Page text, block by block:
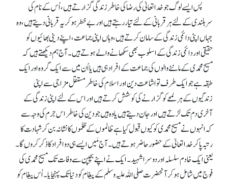
پس ایسے لوگ جو خدا تعالیٰ کی رضا کی خاطر زندگی گزارتے ہیں، اُس کے نام کی
سربلندی کے لئے ہر قربانی کے لئے تیار رہتے ہیں اور بے خطر ہو کر یہ قربانی دیتے ہیں، وہ
جہاں اپنی دائمی زندگی کے سامان کرتے ہیں، وہاں اپنی جماعت، اپنے دینی بھائیوں کو
حقیقی اور دائمی زندگی کے اسلوب بھی سکھانے والے ہوتے ہیں۔ آج ہم دیکھتے ہیں کہ
مسیح محمدی کے ماننے والوں کی جماعت کے افراد ہی ہیں یا اُن میں سے ایک گروہ اور ایک
طبقہ ہے جو ایک طرف تو اشاعت دین اور اسلام کی خاطر مستقل مزاجی سے اپنی
زندگیوں کے ہر لمحے کو گزارنے کی کوشش کرتے ہیں اور اس کے لئے اپنی زندگی کے
آخری دم تک لڑتے ہیں اور جان دیتے ہیں یا وہ ہیں جو دین کی خاطر اس جرم کی وجہ سے
کہ انہوں نے مسیح محمدی کو کیوں قبول کیا ہے ظالموں کے ظلموں کا نشانہ بن کر شہادت کا
رتبہ پا کر خدا تعالیٰ کے حضورحاضر ہو تے ہیں۔ آج مَیں ایسے ہی دو افراد کا ذکر کروں گا۔
یعنی ایک خادم سلسلہ اور دوسرا شہید۔ ایک نے اپنے بچپن سے وفات تک مسیح محمدی کی
فوج میں شامل ہو کر آنحضرت صلی اللہ علیہ وسلم کے پیغام کو دنیا تک پہنچایا۔ اُس پیغام کو